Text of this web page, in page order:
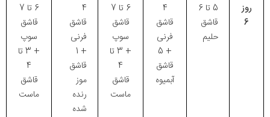
روز
6
5 تا 6
قاشق
حلیم
4
قاشق
فرنی
+ 5
قاشق
آبمیوه
6 تا 7
قاشق
سوپ
+ 3 تا
4
قاشق
ماست
4
قاشق
فرنی
+ 1
قاشق
موز
رنده
شده
6 تا 7
قاشق
سوپ
+ 3 تا
4
قاشق
ماست